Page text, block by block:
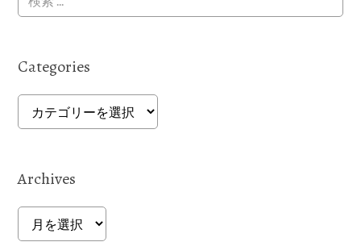
Categories
Categories
Archives
Archives